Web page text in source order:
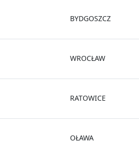
BYDGOSZCZ
WROCŁAW
RATOWICE
OŁAWA